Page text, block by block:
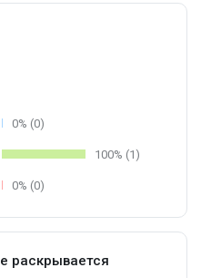
0% (0)
100% (1)
0% (0)
раскрывается